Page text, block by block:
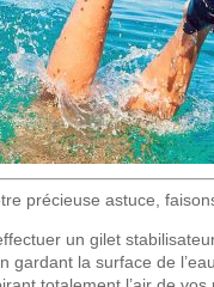
précieuse astuce,
un gilet
gardant la surface de